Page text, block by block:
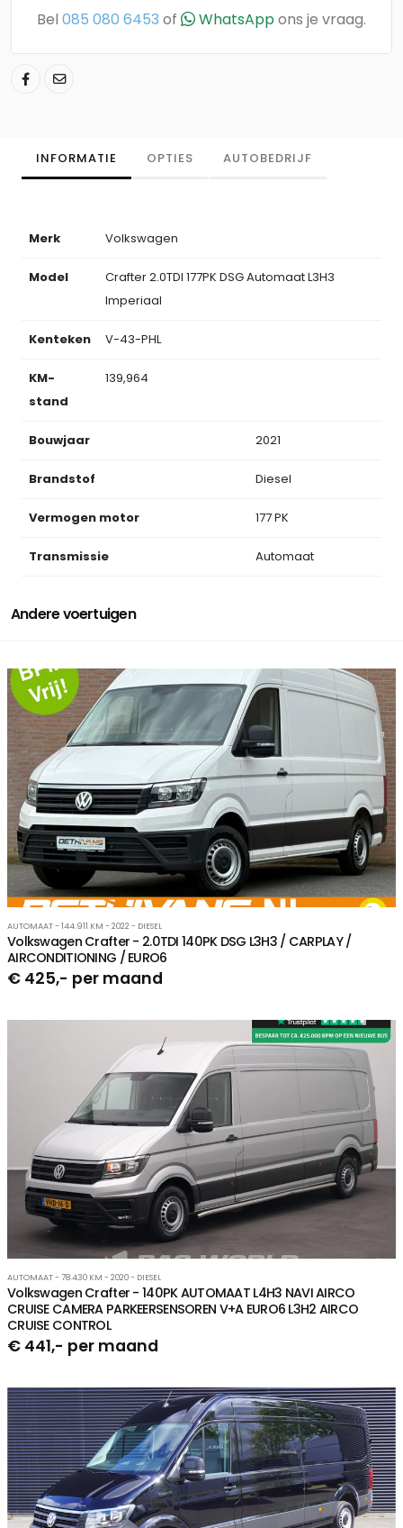
Bel 085 080 6453 of WhatsAppons je vraag.
INFORMATIE OPTIES AUTOBEDRIJF
Merk Volkswagen
Model
Crafter 2.0TDI 177PK DSG Automaat L3H3
Imperiaal
Kenteken V-43-PHL
KM-
stand
139,964
Bouwjaar 2021
Brandstof Diesel
Vermogen motor 177 PK
Transmissie Automaat
Andere voertuigen
AUTOMAAT - 144.911 KM - 2022 - DIESEL
Volkswagen Crafter - 2.0TDI 140PK DSG L3H3 / CARPLAY /
AIRCONDITIONING / EURO6
€ 425,- per maand
AUTOMAAT - 78.430 KM - 2020 - DIESEL
Volkswagen Crafter - 140PK AUTOMAAT L4H3 NAVI AIRCO
CRUISE CAMERA PARKEERSENSOREN V+A EURO6 L3H2 AIRCO
CRUISE CONTROL
€ 441,- per maand